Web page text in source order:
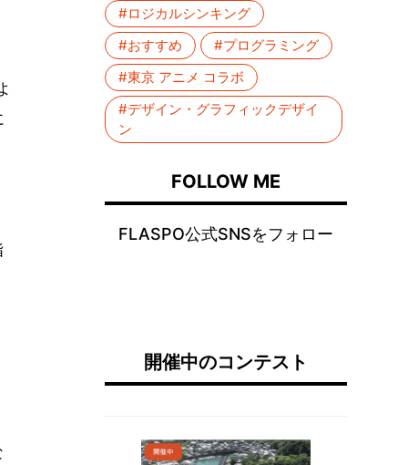
#ロジカルシンキング
#おすすめ
#プログラミング
#東京 アニメ コラボ
#デザイン・グラフィックデザイ
ン
FOLLOW ME
FLASPO公式SNSをフォロー
開催中のコンテスト